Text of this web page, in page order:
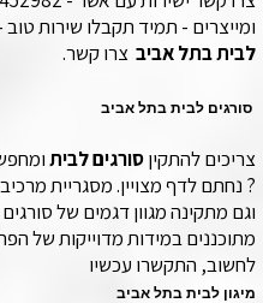
ומייצרים - תמיד תקבלו שירות
לביתבתל אביב צרו קשר.
סורגים לבית בתל אביב
צריכים להתקיןסורגים לבית
? נחתם לדף מצויין. מסגריית
וגם מתקינה מגוון דגמים של
מתוכננים במידות מדוייקות של
לחשוב, התקשרו עכשיו
מיגון לבית בתל אביב